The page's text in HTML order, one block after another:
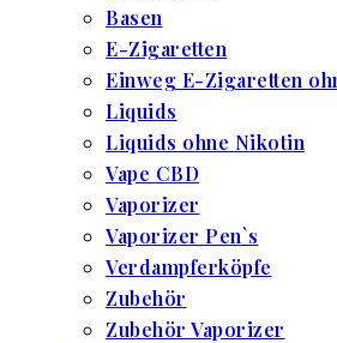
Basen
E-Zigaretten
Einweg E-Zigaretten
Liquids
Liquids ohne Nikotin
Vape CBD
Vaporizer
Vaporizer Pen`s
Verdampferköpfe
Zubehör
Zubehör Vaporizer